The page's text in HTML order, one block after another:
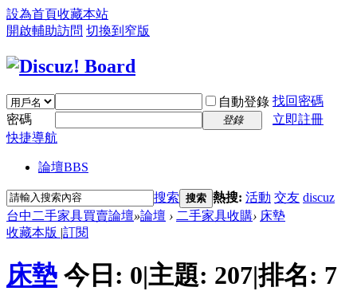
設為首頁收藏本站
開啟輔助訪問 切換到窄版
自動登錄 找回密碼
密碼
登錄
立即註冊
快捷導航
論壇BBS
搜索 搜索 熱搜: 活動 交友 discuz
台中二手家具買賣論壇»論壇 › 二手家具收購› 床墊
收藏本版 |訂閱
床墊 今日: 0|主題: 207|排名: 7